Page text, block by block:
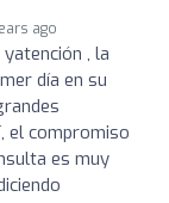
ago
, la
día en su
el compromiso
es muy